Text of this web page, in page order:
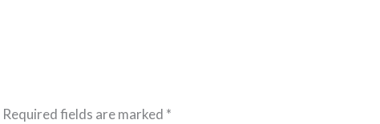
Required fields are marked *